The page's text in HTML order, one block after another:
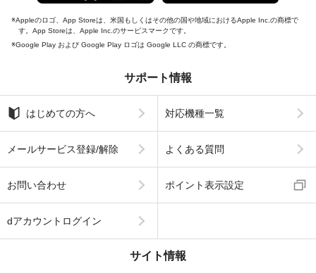
Appleのロゴ、App Storeは、米国もしくはその他の国や地域におけるApple Inc.の商標で
す。App Storeは、Apple Inc.のサービスマークです。
Google Play および Google Play ロゴは Google LLC の商標です。
サポート情報
はじめての方へ 対応機種一覧
メールサービス登録/解除 よくある質問
お問い合わせ ポイント表示設定
dアカウントログイン
サイト情報